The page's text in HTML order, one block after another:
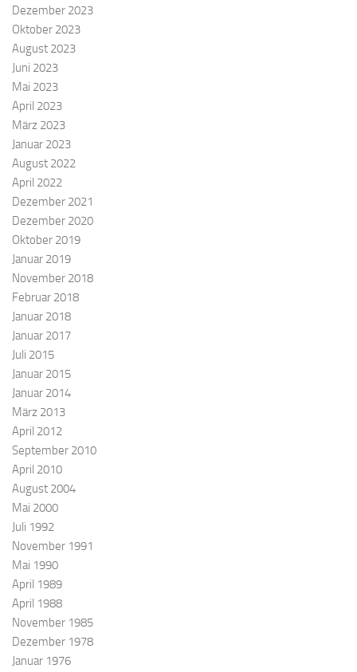
Dezember 2023
Oktober 2023
August 2023
Juni 2023
Mai 2023
April 2023
März 2023
Januar 2023
August 2022
April 2022
Dezember 2021
Dezember 2020
Oktober 2019
Januar 2019
November 2018
Februar 2018
Januar 2018
Januar 2017
Juli 2015
Januar 2015
Januar 2014
März 2013
April 2012
September 2010
April 2010
August 2004
Mai 2000
Juli 1992
November 1991
Mai 1990
April 1989
April 1988
November 1985
Dezember 1978
Januar 1976